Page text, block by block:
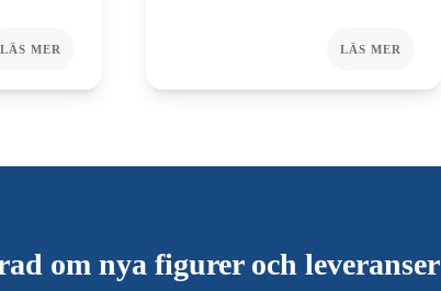
LÄS MER LÄS MER
om nya figurer och leveranser